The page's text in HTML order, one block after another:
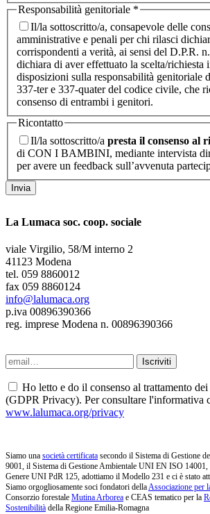
Responsabilità genitoriale *
Il/la sottoscritto/a, consapevole delle
amministrative e penali per chi rilasci
corrispondenti a verità, ai sensi del D.P.R.
dichiara di aver effettuato la scelta/richiesta
disposizioni sulla responsabilità genitoriale
337-ter e 337-quater del codice civile, che
consenso di entrambi i genitori.
Ricontatto
Il/la sottoscritto/a presta il consenso al
di CON I BAMBINI, mediante intervista
per avere un feedback sull’avvenuta
Invia
La Lumaca soc. coop. sociale
viale Virgilio, 58/M interno 2
41123 Modena
tel. 059 8860012
fax 059 8860124
info@lalumaca.org
p.iva 00896390366
reg. imprese Modena n. 00896390366
Ho letto e do il consenso al trattamento
(GDPR Privacy). Per consultare l'informativa
www.lalumaca.org/privacy
Siamo una società certificata secondo il Sistema di Gestione
9001, il Sistema di Gestione Ambientale UNI EN ISO 14001,
Genere UNI PdR 125, adottiamo il Modello 231 e ci è stato
Siamo orgogliosamente soci fondatori dellaAssociazione per
Consorzio forestale Mutina Arborea e CEAS tematico per la
Sostenibilità della Regione Emilia-Romagna